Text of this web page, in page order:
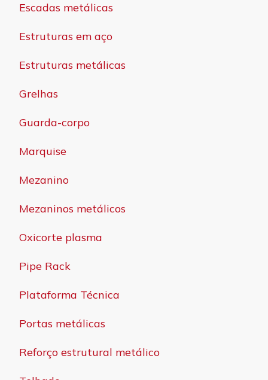
Escadas metálicas
Estruturas em aço
Estruturas metálicas
Grelhas
Guarda-corpo
Marquise
Mezanino
Mezaninos metálicos
Oxicorte plasma
Pipe Rack
Plataforma Técnica
Portas metálicas
Reforço estrutural metálico